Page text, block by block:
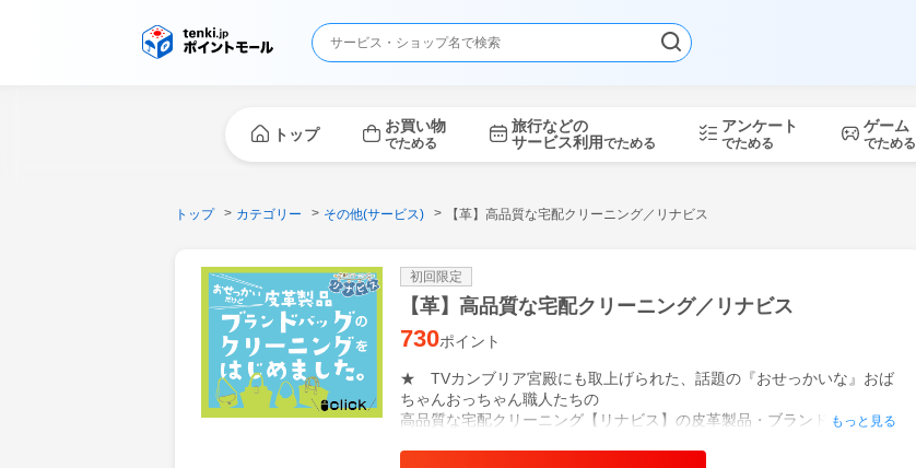
トップ お買い物
でためる
旅行などの
サービス利用でためる
アンケート
でためる
ゲーム
でためる
トップ カテゴリー その他(サービス) 【革】高品質な宅配クリーニング／リナビス
初回限定
【革】高品質な宅配クリーニング／リナビス
730ポイント
★ TVカンブリア宮殿にも取上げられた、話題の『おせっかいな』おば
ちゃんおっちゃん職人たちの
高品質な宅配クリーニング【リナビス】の皮革製品・ブランド品のクリ
もっと見る